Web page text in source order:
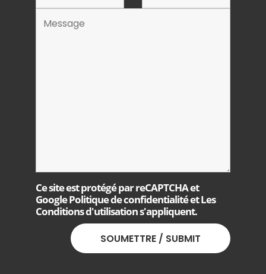
Ce site est protégé par reCAPTCHA et
GooglePolitique de confidentialitéetLes
Conditions d'utilisations'appliquent.